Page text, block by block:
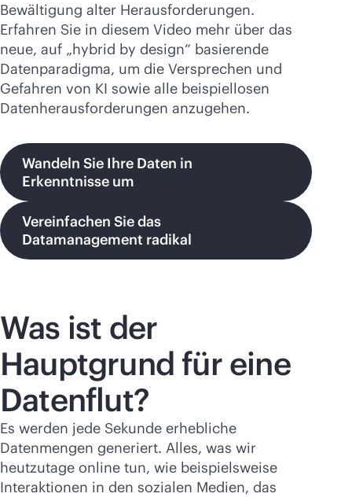
Bewältigung alter Herausforderungen.
Erfahren Sie in diesem Video mehr über das
neue, auf „hybrid by design“ basierende
Datenparadigma, um die Versprechen und
Gefahren von KI sowie alle beispiellosen
Datenherausforderungen anzugehen.
Wandeln Sie Ihre Daten in
Erkenntnisse um
Vereinfachen Sie das
Datamanagement radikal
Was ist der
Hauptgrund für eine
Datenflut?
Es werden jede Sekunde erhebliche
Datenmengen generiert. Alles, was wir
heutzutage online tun, wie beispielsweise
Interaktionen in den sozialen Medien, das